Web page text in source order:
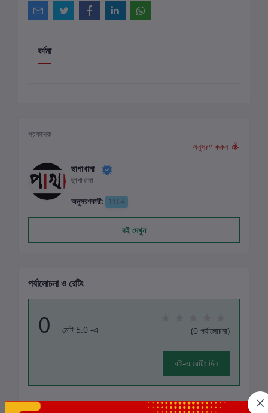
বর্ণনা
প্রকাশক
অনুসরণ করুন
ছাপাখানা
ছাপাখানা
অনুসরণকারী: 1104
বই দেখুন
পর্যালোচনা ও রেটিং
0 মোট 5.0 -এ (0 পর্যালোচনা)
বই-এ রেটিং দিন